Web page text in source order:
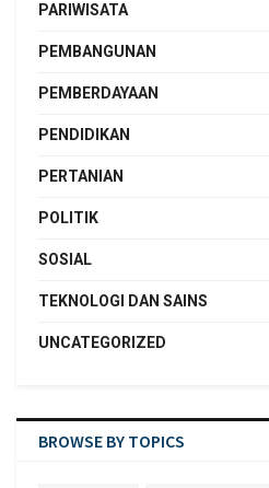
PARIWISATA
PEMBANGUNAN
PEMBERDAYAAN
PENDIDIKAN
PERTANIAN
POLITIK
SOSIAL
TEKNOLOGI DAN SAINS
UNCATEGORIZED
BROWSE BY TOPICS